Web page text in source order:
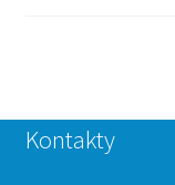
Kontakty